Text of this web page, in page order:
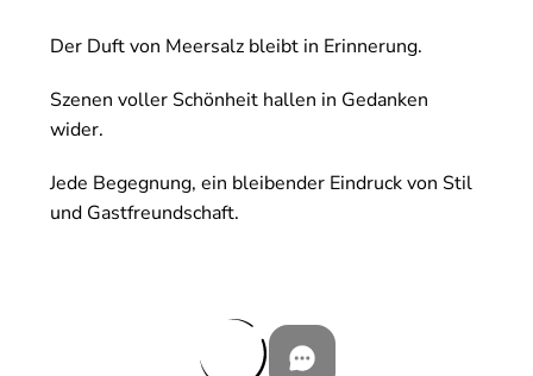
Der Duft von Meersalz bleibt in Erinnerung.
Szenen voller Schönheit hallen in Gedanken
wider.
Jede Begegnung, ein bleibender Eindruck von Stil
und Gastfreundschaft.